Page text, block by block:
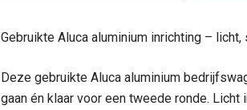
Gebruikte Aluca aluminium inrichting –
Deze gebruikte Aluca aluminium
gaan én klaar voor een tweede ronde.